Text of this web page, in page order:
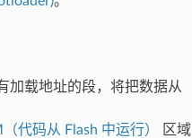
加载地址的段，将把数据从
（代码从 Flash 中运行）
区域